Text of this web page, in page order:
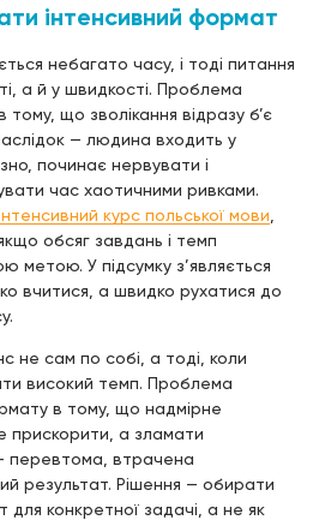
інтенсивний формат
небагато часу, і тоді питання
а й у швидкості. Проблема
тому, що зволікання відразу б’є
— людина входить у
починає нервувати і
час хаотичними ривками.
курс польської мови
обсяг завдань і темп
метою. У підсумку з’являється
вчитися, а швидко рухатися до
не сам по собі, а тоді, коли
високий темп. Проблема
в тому, що надмірне
прискорити, а зламати
перевтома, втрачена
результат. Рішення — обирати
для конкретної задачі, а не як